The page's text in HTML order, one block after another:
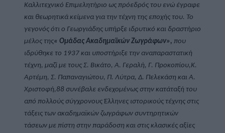
Καλλιτεχνικό Επιμελητήριο ως πρόεδρός του ενώ έγραφε
και θεωρητικά κείμενα για την τέχνη της εποχής του. Το
γεγονός ότι ο Γεωργιάδης υπήρξε ιδρυτικό και δραστήριο
μέλος της« Ομάδας Ακαδημαϊκών Ζωγράφων», που
ιδρύθηκε το 1937 και υποστήριξε την αναπαραστατική
τέχνη, μαζί με τους Σ. Βικάτο, Α. Γεραλή, Γ. Προκοπίου,Κ.
Αρτέμη, Σ. Παπαναγιώτου, Π. Λύτρα, Δ. Πελεκάση και Α.
Χριστοφή,88 συνέβαλε ενδεχομένως στην κατάταξή του
από πολλούς σύγχρονους Έλληνες ιστορικούς τέχνης στις
τάξεις των ακαδημαϊκών ζωγράφων συντηρητικών
τάσεων με πίστη στην παράδοση και στις κλασικές αξίες